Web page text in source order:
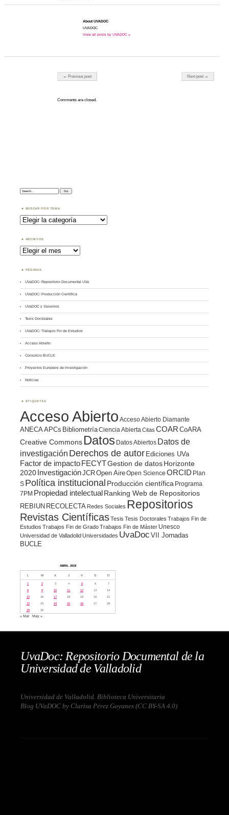
About UVADOC
UVADOC
View all posts by UVADOC »
← Previous post Next post →
Comments are closed.
Search:
BUSCAR POR TEMA
Buscar
por
Tema
ARCHIVOS
Archivos
PÁGINAS
UVaDOC: Repositorio Documental UVa
UVaDOC: Producción Científica
UVaDOC y Sexenios
Tesis Doctorales
UVaDOC: Trabajos Fin de Estudios
Acceso Abierto
Consorcio BUCLE
Proyectos Europeos de Investigación
Noticias
ETIQUETAS
Acceso Abierto Acceso Abierto Diamante
ANECA APCs BibliometríaCiencia Abierta Citas COAR CoARA
Creative Commons Datos Datos Abiertos Datos de
investigación Derechos de autor Ediciones UVa
Factor de impacto FECYTGestion de datosHorizonte
2020 InvestigaciónJCROpen AireOpen Science ORCID Plan
S Política institucional Producción científica Programa
7PM Propiedad intelectualRanking Web de Repositorios
REBIUN RECOLECTA Redes Sociales Repositorios
Revistas CientíficasTesis Tesis Doctorales Trabajos Fin de
Estudios Trabajos Fin de GradoTrabajos Fin de Máster Unesco
Universidad de ValladolidUniversidades UvaDoc VII Jornadas
BUCLE
ABRIL 2019
L M X J V S D
1 2 3 4 5 6
7
8
9 10 11 12 13
14
15
16 17 18 19 20
21
22
23 24 25 26 27
28
29
30
« Mar May »
UvaDoc: Repositorio Documental de la
Universidad de Valladolid
Universidad de Valladolid. Biblioteca Universitaria
Blog UVaDOC by Clarisa Pérez Goyanes (CC BY-SA 4.0)